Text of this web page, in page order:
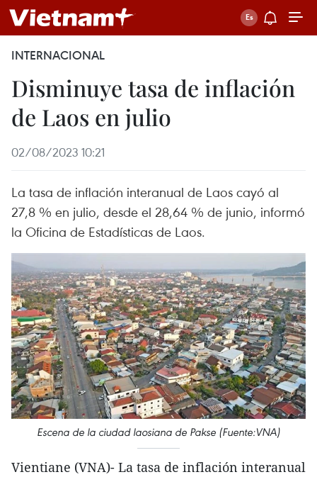
INTERNACIONAL
Disminuye tasa de inflación
de Laos en julio
02/08/2023 10:21
La tasa de inflación interanual de Laos cayó al
27,8 % en julio, desde el 28,64 % de junio, informó
la Oficina de Estadísticas de Laos.
Escena de la ciudad laosiana de Pakse (Fuente:VNA)
Vientiane (VNA)- La tasa de inflación interanual